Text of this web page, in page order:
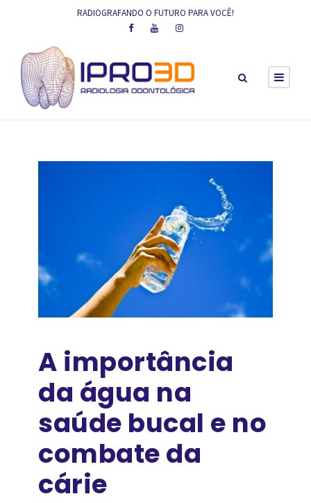
RADIOGRAFANDO O FUTURO PARA VOCÊ!
A importância
da água na
saúde bucal e no
combate da
cárie